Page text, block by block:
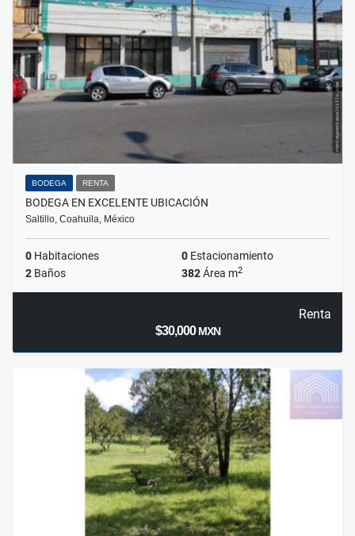
BODEGA RENTA
BODEGA EN EXCELENTE UBICACIÓN
Saltillo, Coahuila, México
0 Habitaciones 0 Estacionamiento
2 Baños 382Área m2
Renta
$30,000MXN